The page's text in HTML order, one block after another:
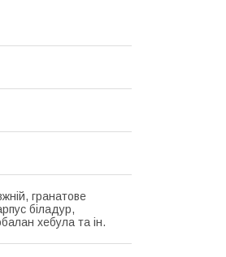
гранатове
біладур,
хебула та ін.